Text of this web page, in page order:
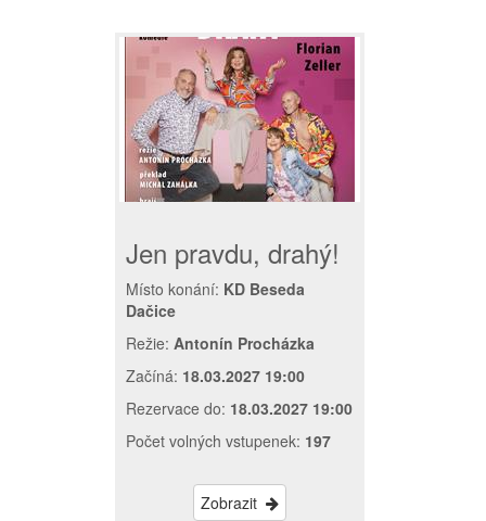
Jen pravdu, drahý!
Místo konání: KD Beseda
Dačice
Režie: Antonín Procházka
Začíná: 18.03.2027 19:00
Rezervace do: 18.03.2027 19:00
Počet volných vstupenek: 197
Zobrazit